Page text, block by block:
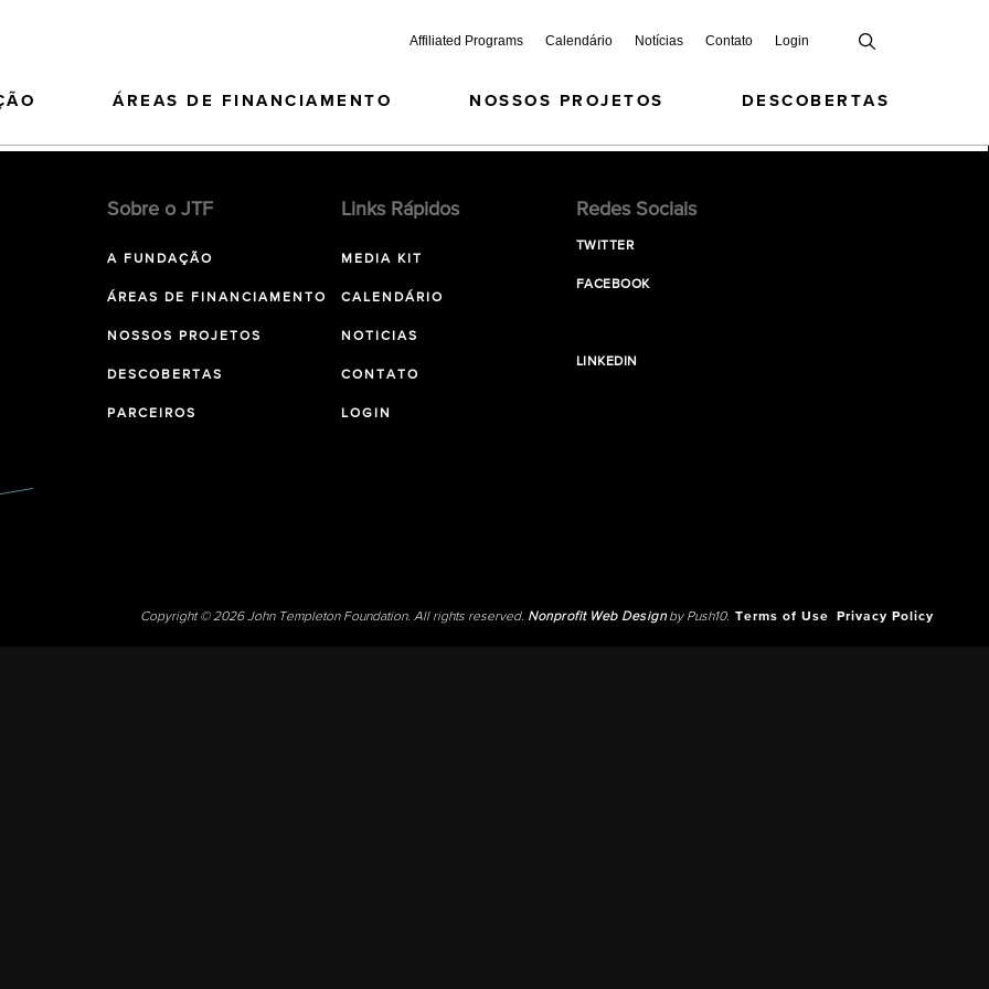
Affiliated Programs Calendário Notícias Contato Login
ÁREAS DE FINANCIAMENTO NOSSOS PROJETOS DESCOBERTAS
Sobre o JTF
A FUNDAÇÃO
ÁREAS DE FINANCIAMENTO
NOSSOS PROJETOS
DESCOBERTAS
PARCEIROS
Links Rápidos
MEDIA KIT
CALENDÁRIO
NOTICIAS
CONTATO
LOGIN
Redes Sociais
TWITTER
FACEBOOK
LINKEDIN
Copyright © 2026 John Templeton Foundation. All rights reserved. Nonprofit Web Designby Push10. Terms of Use Privacy Policy